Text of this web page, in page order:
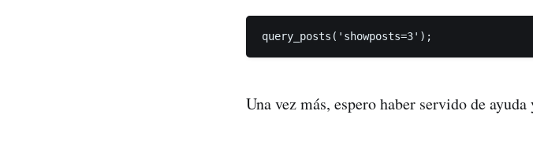
query_posts('showposts=3');
Una vez más, espero haber servido de